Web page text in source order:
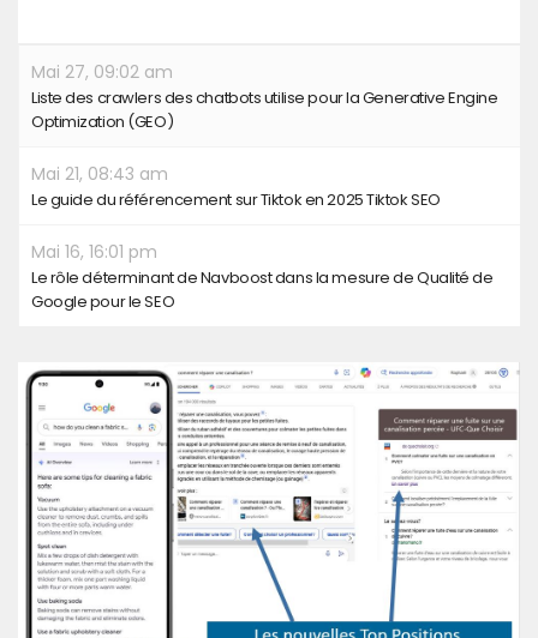
Mai 27, 09:02 am
Liste des crawlers des chatbots utilise pour la Generative Engine
Optimization (GEO)
Mai 21, 08:43 am
Le guide du référencement sur Tiktok en 2025 Tiktok SEO
Mai 16, 16:01 pm
Le rôle déterminant de Navboost dans la mesure de Qualité de
Google pour le SEO